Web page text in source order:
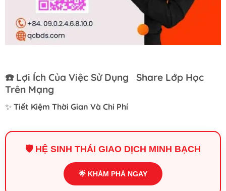
☎️Lợi Ích Của Việc Sử Dụng Share Lớp Học
Trên Mạng
✨ Tiết Kiệm Thời Gian Và Chi Phí
🛡️ HỆ SINH THÁI GIAO DỊCH MINH BẠCH
🌟 KHÁM PHÁ NGAY